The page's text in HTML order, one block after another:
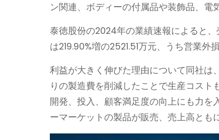
ン関連、ボディーの付属品や装飾品、電
泰徳股份の2024年の業績速報によると
は219.90%増の2521.51万元、うち営業外
利益が大きく伸びた理由について同社は
りの製造費を削減したことで生産コス
開発、投入、顧客満足度の向上にも力を
ーマーケットの製品が販売、売上高とも